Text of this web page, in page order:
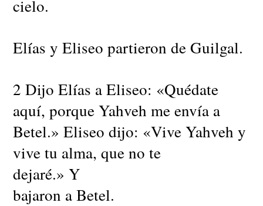
cielo.
Elías y Eliseo partieron de Guilgal.
2 Dijo Elías a Eliseo: «Quédate
aquí, porque Yahveh me envía a
Betel.» Eliseo dijo: «Vive Yahveh y
vive tu alma, que no te
dejaré.» Y
bajaron a Betel.